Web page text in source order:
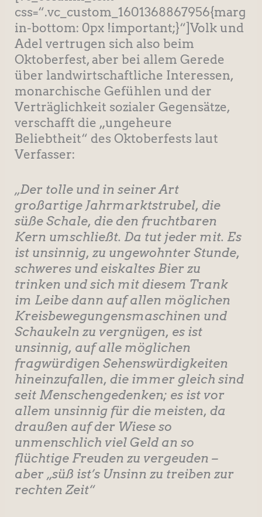
css=“.vc_custom_1601368867956{marg
in-bottom: 0px !important;}“]Volk und
Adel vertrugen sich also beim
Oktoberfest, aber bei allem Gerede
über landwirtschaftliche Interessen,
monarchische Gefühlen und der
Verträglichkeit sozialer Gegensätze,
verschafft die „ungeheure
Beliebtheit“ des Oktoberfests laut
Verfasser:
„Der tolle und in seiner Art
großartige Jahrmarktstrubel, die
süße Schale, die den fruchtbaren
Kern umschließt. Da tut jeder mit. Es
ist unsinnig, zu ungewohnter Stunde,
schweres und eiskaltes Bier zu
trinken und sich mit diesem Trank
im Leibe dann auf allen möglichen
Kreisbewegungensmaschinen und
Schaukeln zu vergnügen, es ist
unsinnig, auf alle möglichen
fragwürdigen Sehenswürdigkeiten
hineinzufallen, die immer gleich sind
seit Menschengedenken; es ist vor
allem unsinnig für die meisten, da
draußen auf der Wiese so
unmenschlich viel Geld an so
flüchtige Freuden zu vergeuden –
aber „süß ist’s Unsinn zu treiben zur
rechten Zeit“